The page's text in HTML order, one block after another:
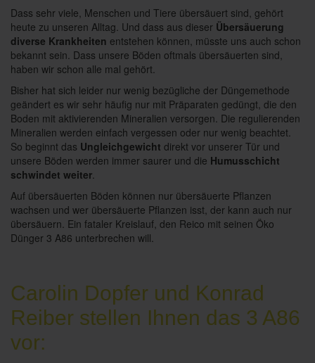
Dass sehr viele, Menschen und Tiere übersäuert sind, gehört
heute zu unseren Alltag. Und dass aus dieser Übersäuerung
diverse Krankheiten entstehen können, müsste uns auch schon
bekannt sein. Dass unsere Böden oftmals übersäuerten sind,
haben wir schon alle mal gehört.
Bisher hat sich leider nur wenig bezügliche der Düngemethode
geändert es wir sehr häufig nur mit Präparaten gedüngt, die den
Boden mit aktivierenden Mineralien versorgen. Die regulierenden
Mineralien werden einfach vergessen oder nur wenig beachtet.
So beginnt das Ungleichgewicht direkt vor unserer Tür und
unsere Böden werden immer saurer und die Humusschicht
schwindet weiter.
Auf übersäuerten Böden können nur übersäuerte Pflanzen
wachsen und wer übersäuerte Pflanzen isst, der kann auch nur
übersäuern. Ein fataler Kreislauf, den Reico mit seinen Öko
Dünger 3 A86 unterbrechen will.
Carolin Dopfer und Konrad
Reiber stellen Ihnen das 3 A86
vor: